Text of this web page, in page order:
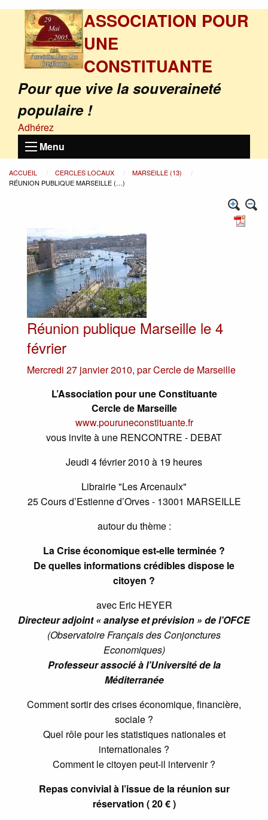
ASSOCIATION POUR
UNE
CONSTITUANTE
Pour que vive la souveraineté
populaire !
Adhérez
Menu
ACCUEIL CERCLES LOCAUX
MARSEILLE (13)
RÉUNION PUBLIQUE MARSEILLE (…)
Réunion publique Marseille le 4
février
Mercredi 27 janvier 2010, parCercle de Marseille
L’Association pour une Constituante
Cercle de Marseille
www.pouruneconstituante.fr
vous invite à une RENCONTRE - DEBAT
Jeudi 4 février 2010 à 19 heures
Librairie "Les Arcenaulx"
25 Cours d’Estienne d’Orves - 13001 MARSEILLE
autour du thème :
La Crise économique est-elle terminée ?
De quelles informations crédibles dispose le
citoyen ?
avec Eric HEYER
Directeur adjoint « analyse et prévision » de l’OFCE
(Observatoire Français des Conjonctures
Economiques)
Professeur associé à l’Université de la
Méditerranée
Comment sortir des crises économique, financière,
sociale ?
Quel rôle pour les statistiques nationales et
internationales ?
Comment le citoyen peut-il intervenir ?
Repas convivial à l’issue de la réunion sur
réservation ( 20 € )